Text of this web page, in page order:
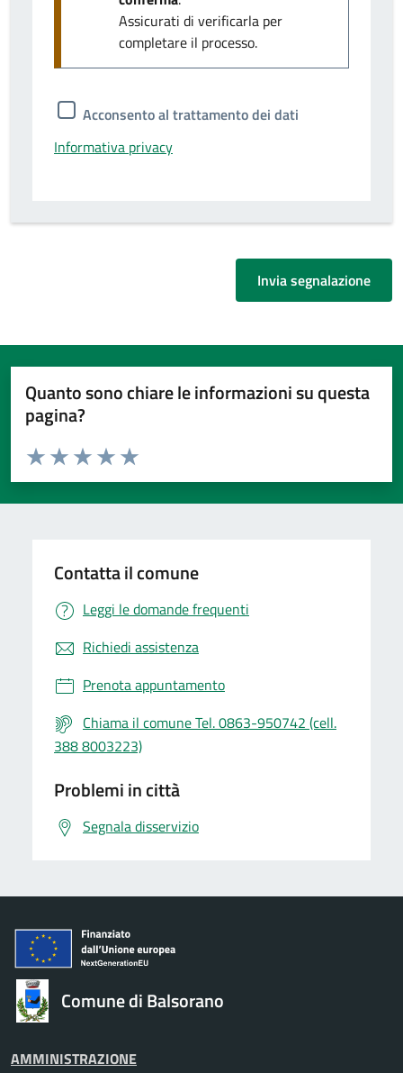
Assicurati di verificarla per
completare il processo.
Acconsento al trattamento dei dati
Informativa privacy
Invia segnalazione
Quanto sono chiare le informazioni su questa
pagina?
Valuta da 1 a 5 stelle la pagina
Valuta 5 stelle su 5
Valuta 4 stelle su 5
Valuta 3 stelle su 5
Valuta 2 stelle su 5
Valuta 1 stelle su 5
Contatta il comune
Leggi le domande frequenti
Richiedi assistenza
Prenota appuntamento
Chiama il comune Tel. 0863-950742 (cell.
388 8003223)
Problemi in città
Segnala disservizio
Comune di Balsorano
AMMINISTRAZIONE